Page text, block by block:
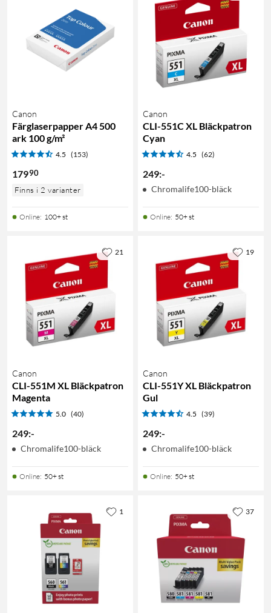
Canon
Färglaserpapper A4 500
ark 100 g/m²
4.5 (153)
17990
Finns i 2 varianter
Online: 100+ st
Canon
CLI-551C XL Bläckpatron
Cyan
4.5 (62)
249:-
Chromalife100-bläck
Online: 50+ st
Canon
CLI-551M XL Bläckpatron
Magenta
5.0 (40)
249:-
Chromalife100-bläck
Online: 50+ st
21
Canon
CLI-551Y XL Bläckpatron
Gul
4.5 (39)
249:-
Chromalife100-bläck
Online: 50+ st
19
1 37